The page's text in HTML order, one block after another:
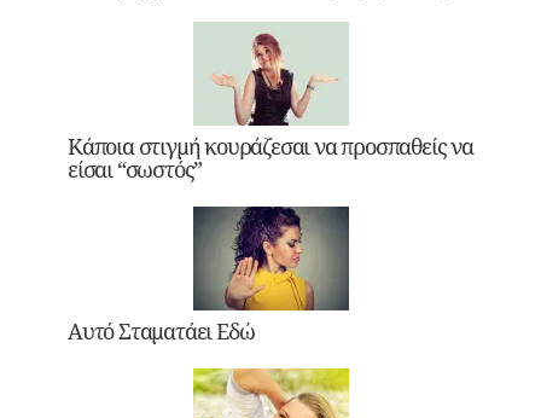
Κάποια στιγμή κουράζεσαι να προσπαθείς να
είσαι “σωστός”
Αυτό Σταματάει Εδώ